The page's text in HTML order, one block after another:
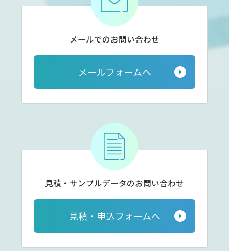
メールでのお問い合わせ
メールフォームへ
見積・サンプルデータのお問い合わせ
見積・申込フォームへ